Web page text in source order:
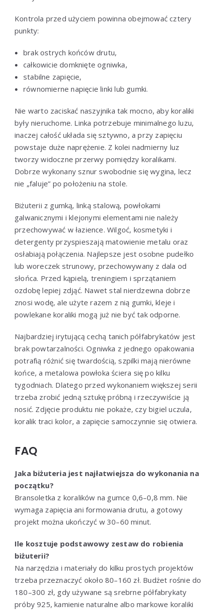
Kontrola przed użyciem powinna obejmować cztery
punkty:
brak ostrych końców drutu,
całkowicie domknięte ogniwka,
stabilne zapięcie,
równomierne napięcie linki lub gumki.
Nie warto zaciskać naszyjnika tak mocno, aby koraliki
były nieruchome. Linka potrzebuje minimalnego luzu,
inaczej całość układa się sztywno, a przy zapięciu
powstaje duże naprężenie. Z kolei nadmierny luz
tworzy widoczne przerwy pomiędzy koralikami.
Dobrze wykonany sznur swobodnie się wygina, lecz
nie „faluje” po położeniu na stole.
Biżuterii z gumką, linką stalową, powłokami
galwanicznymi i klejonymi elementami nie należy
przechowywać w łazience. Wilgoć, kosmetyki i
detergenty przyspieszają matowienie metalu oraz
osłabiają połączenia. Najlepsze jest osobne pudełko
lub woreczek strunowy, przechowywany z dala od
słońca. Przed kąpielą, treningiem i sprzątaniem
ozdobę lepiej zdjąć. Nawet stal nierdzewna dobrze
znosi wodę, ale użyte razem z nią gumki, kleje i
powlekane koraliki mogą już nie być tak odporne.
Najbardziej irytującą cechą tanich półfabrykatów jest
brak powtarzalności. Ogniwka z jednego opakowania
potrafią różnić się twardością, szpilki mają nierówne
końce, a metalowa powłoka ściera się po kilku
tygodniach. Dlatego przed wykonaniem większej serii
trzeba zrobić jedną sztukę próbną i rzeczywiście ją
nosić. Zdjęcie produktu nie pokaże, czy bigiel uczula,
koralik traci kolor, a zapięcie samoczynnie się otwiera.
FAQ
Jaka biżuteria jest najłatwiejsza do wykonania na
początku?
Bransoletka z koralików na gumce 0,6–0,8 mm. Nie
wymaga zapięcia ani formowania drutu, a gotowy
projekt można ukończyć w 30–60 minut.
Ile kosztuje podstawowy zestaw do robienia
biżuterii?
Na narzędzia i materiały do kilku prostych projektów
trzeba przeznaczyć około 80–160 zł. Budżet rośnie do
180–300 zł, gdy używane są srebrne półfabrykaty
próby 925, kamienie naturalne albo markowe koraliki